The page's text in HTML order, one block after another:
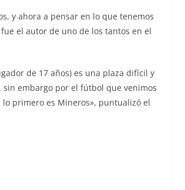
y ahora a pensar en lo que tenemos
el autor de uno de los tantos en el
de 17 años) es una plaza difícil y
embargo por el fútbol que venimos
primero es Mineros», puntualizó el